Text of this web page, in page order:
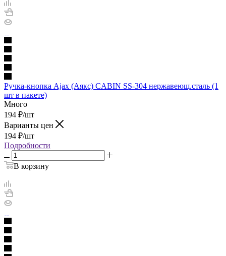
Ручка-кнопка Ajax (Аякс) CABIN SS-304 нержавеющ.сталь (1
шт в пакете)
Много
194 ₽/шт
Варианты цен
194 ₽/шт
Подробности
В корзину